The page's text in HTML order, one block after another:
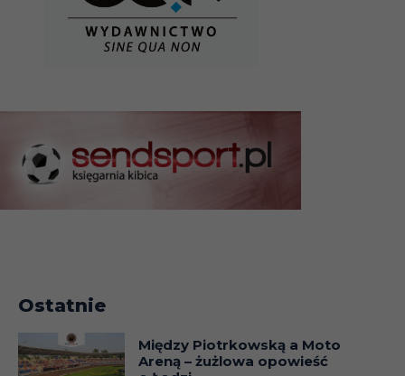
Ostatnie
Między Piotrkowską a Moto
Areną – żużlowa opowieść